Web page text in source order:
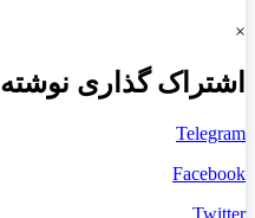
×
اشتراک گذاری نوشته
Telegram
Facebook
Twitter